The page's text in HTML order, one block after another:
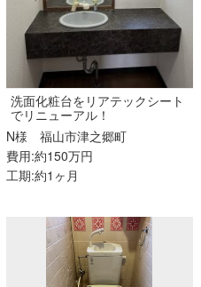
洗面化粧台をリアテックシート
でリニューアル！
N様福山市津之郷町
費用:約150万円
工期:約1ヶ月